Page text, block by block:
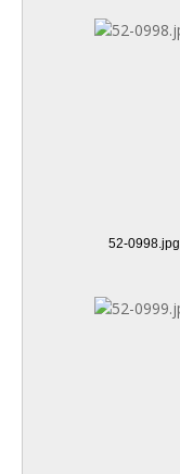
52-0998.jpg